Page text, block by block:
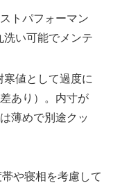
トパフォーマン
い可能でメンテ
値として過度に
あり）。内寸が
薄めで別途クッ
や寝相を考慮して